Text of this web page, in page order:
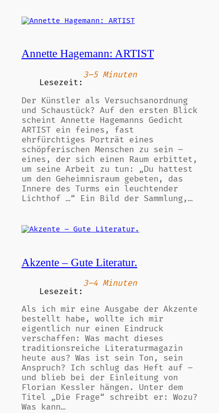
Annette Hagemann: ARTIST
Lesezeit:
3–5 Minuten
Der Künstler als Versuchsanordnung
und Schaustück? Auf den ersten Blick
scheint Annette Hagemanns Gedicht
ARTIST ein feines, fast
ehrfürchtiges Porträt eines
schöpferischen Menschen zu sein –
eines, der sich einen Raum erbittet,
um seine Arbeit zu tun: „Du hattest
um den Geheimnisraum gebeten, das
Innere des Turms ein leuchtender
Lichthof …“ Ein Bild der Sammlung,…
Akzente – Gute Literatur.
Lesezeit:
3–4 Minuten
Als ich mir eine Ausgabe der Akzente
bestellt habe, wollte ich mir
eigentlich nur einen Eindruck
verschaffen: Was macht dieses
traditionsreiche Literaturmagazin
heute aus? Was ist sein Ton, sein
Anspruch? Ich schlug das Heft auf –
und blieb bei der Einleitung von
Florian Kessler hängen. Unter dem
Titel „Die Frage“ schreibt er: Wozu?
Was kann…